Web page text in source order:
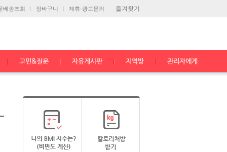
즐겨찾기
배송조회 장바구니 제휴·광고문의
고민&질문 자유게시판 지역방 관리자에게